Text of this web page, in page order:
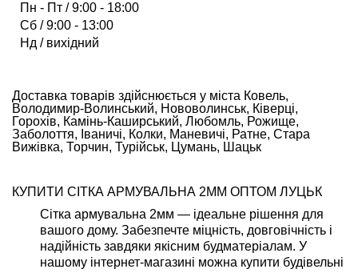
Пн - Пт / 9:00 - 18:00
Сб / 9:00 - 13:00
Нд / вихідний
Доставка товарів здійснюється у міста Ковель,
Володимир-Волинський, Нововолинськ, Ківерці,
Горохів, Камінь-Каширський, Любомль, Рожище,
Заболоття, Іваничі, Колки, Маневичі, Ратне, Стара
Вижівка, Торчин, Турійськ, Цумань, Шацьк
КУПИТИ СІТКА АРМУВАЛЬНА 2ММ ОПТОМ ЛУЦЬК
Сітка армувальна 2мм — ідеальне рішення для
вашого дому. Забезпечте міцність, довговічність і
надійність завдяки якісним будматеріалам. У
нашому інтернет-магазині можна купити будівельні